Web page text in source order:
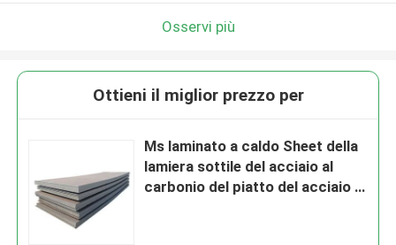
Osservi più
Ottieni il miglior prezzo per
Ms laminato a caldo Sheet della
lamiera sottile del acciaio al
carbonio del piatto del acciaio al